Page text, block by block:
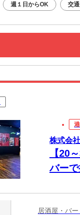
週１日からOK 交
株式会
【20
バー
居酒屋・バ